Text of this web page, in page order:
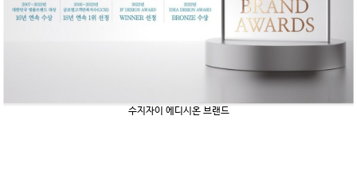
수지자이 에디시온 브랜드